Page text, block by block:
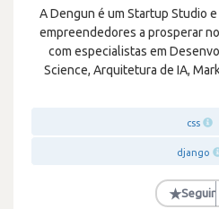
A Dengun é um Startup Studio
empreendedores a prosperar
com especialistas em
Science, Arquitetura de IA,
css
django
★Seguir